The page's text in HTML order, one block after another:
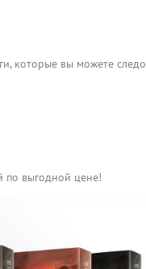
которые вы можете
по выгодной цене!